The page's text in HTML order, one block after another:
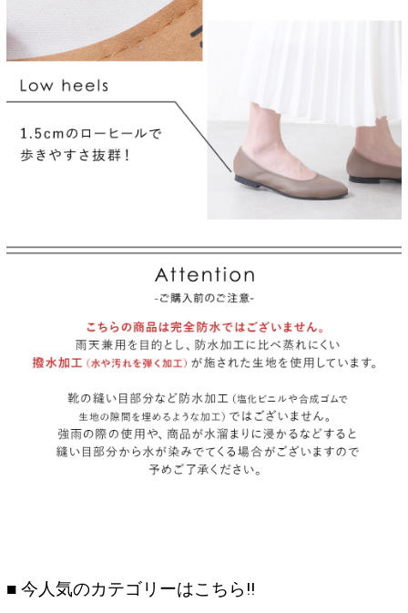
■ 今人気のカテゴリーはこちら!!